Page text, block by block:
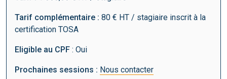
Tarif complémentaire : 80 € HT / stagiaire inscrit à la
certification TOSA
Eligible au CPF : Oui
Prochaines sessions : Nous contacter